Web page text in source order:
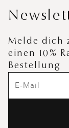
Melde dich
einen 10%
Bestellung